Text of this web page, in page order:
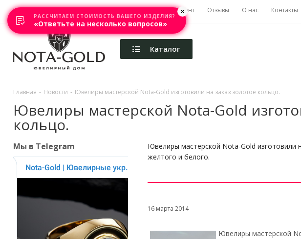
Главная Акции Каталоги Изготовление Ремонт Отзывы О нас Контакты
Каталог
Главная - Новости - Ювелиры мастерской Nota-Gold изготовили на заказ золотое кольцо.
Ювелиры мастерской Nota-Gold
кольцо.
Ювелиры мастерской Nota-Gold изготовили
желтого и белого.
16 марта 2014
Ювелиры мастерской
Мы в Telegram
РАССЧИТАЕМ СТОИМОСТЬ ВАШЕГО ИЗДЕЛИЯ?
«Ответьте на несколько вопросов»